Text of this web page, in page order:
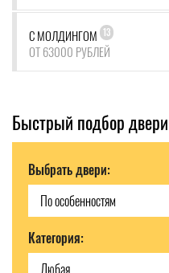
С МОЛДИНГОМ 13
ОТ 63000 РУБЛЕЙ
Быстрый подбор двери
Выбрать двери:
Категория: